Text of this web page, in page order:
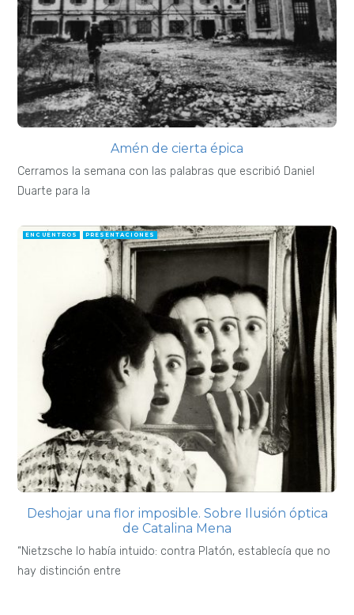
Amén de cierta épica
Cerramos la semana con las palabras que escribió Daniel
Duarte para la
ENCUENTROS PRESENTACIONES
Deshojar una flor imposible. Sobre Ilusión óptica
de Catalina Mena
“Nietzsche lo había intuido: contra Platón, establecía que no
hay distinción entre